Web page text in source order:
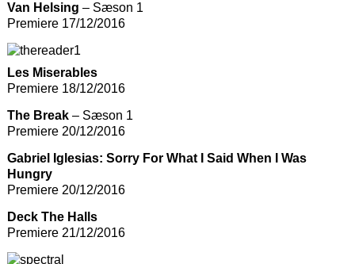
Van Helsing – Sæson 1
Premiere 17/12/2016
Les Miserables
Premiere 18/12/2016
The Break – Sæson 1
Premiere 20/12/2016
Gabriel Iglesias: Sorry For What I Said When I Was
Hungry
Premiere 20/12/2016
Deck The Halls
Premiere 21/12/2016